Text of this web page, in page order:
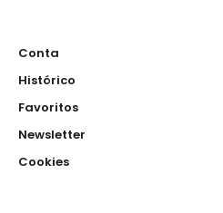
Conta
Histórico
Favoritos
Newsletter
Cookies